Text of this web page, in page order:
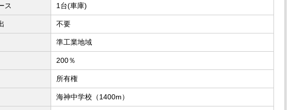
ス 1台(車庫)
不要
準工業地域
200％
所有権
海神中学校（1400m）